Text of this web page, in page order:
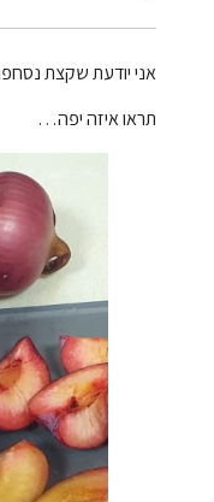
אני יודעת שקצת
תראו איזה יפה…